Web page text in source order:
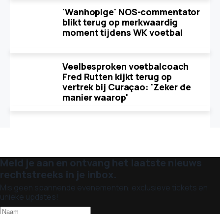
'Wanhopige' NOS-commentator
blikt terug op merkwaardig
moment tijdens WK voetbal
Veelbesproken voetbalcoach
Fred Rutten kijkt terug op
vertrek bij Curaçao: 'Zeker de
manier waarop'
Meld je aan en ontvang het laatste nieuws
rechtstreeks in je inbox.
Mis geen spannende evenementen, exclusieve tickets en
unieke updates!